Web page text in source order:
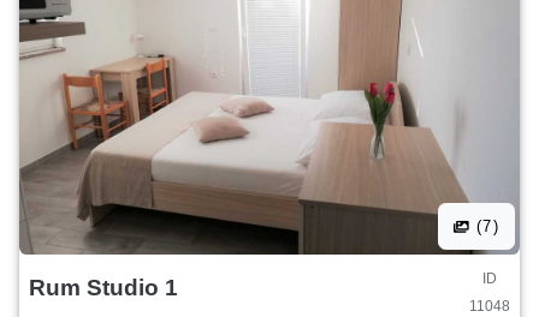
(7)
Rum Studio 1
ID
11048